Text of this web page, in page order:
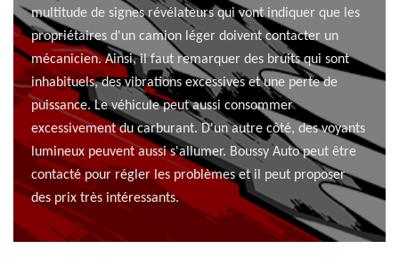
multitude de signes révélateurs qui vont indiquer que les
propriétaires d'un camion léger doivent contacter un
mécanicien. Ainsi, il faut remarquer des bruits qui sont
inhabituels, des vibrations excessives et une perte de
puissance. Le véhicule peut aussi consommer
excessivement du carburant. D'un autre côté, des voyants
lumineux peuvent aussi s'allumer. Boussy Auto peut être
contacté pour régler les problèmes et il peut proposer
des prix très intéressants.